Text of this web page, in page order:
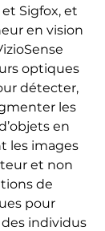
Sigfox, et
en vision
optiques
détecter,
les
en
les images
et non
de
pour
individus